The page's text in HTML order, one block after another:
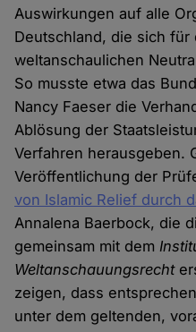
Auswirkungen auf alle
Deutschland, die sich
weltanschaulichen
So musste etwa das
Nancy Faeser die
Ablösung der
Verfahren herausgeben.
Veröffentlichung der
von Islamic Relief durch
Annalena Baerbock, die
gemeinsam mit dem
Weltanschauungsrecht
zeigen, dass
unter dem geltenden,